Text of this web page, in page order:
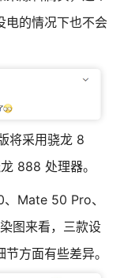
电的情况下也不会
将采用骁龙 8
888 处理器。
Mate 50 Pro、
图来看，三款设
方面有些差异。